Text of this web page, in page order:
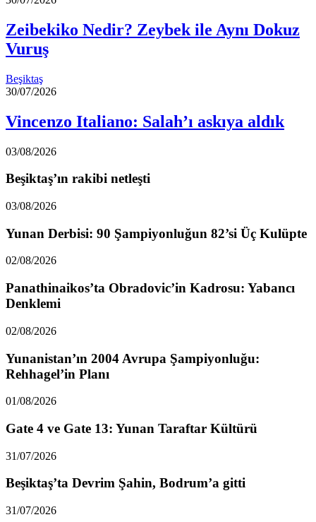
Zeibekiko Nedir? Zeybek ile Aynı Dokuz
Vuruş
Beşiktaş
30/07/2026
Vincenzo Italiano: Salah’ı askıya aldık
03/08/2026
Beşiktaş’ın rakibi netleşti
03/08/2026
Yunan Derbisi: 90 Şampiyonluğun 82’si Üç Kulüpte
02/08/2026
Panathinaikos’ta Obradovic’in Kadrosu: Yabancı
Denklemi
02/08/2026
Yunanistan’ın 2004 Avrupa Şampiyonluğu:
Rehhagel’in Planı
01/08/2026
Gate 4 ve Gate 13: Yunan Taraftar Kültürü
31/07/2026
Beşiktaş’ta Devrim Şahin, Bodrum’a gitti
31/07/2026